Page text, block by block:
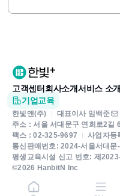
고객센터 회사소개서비스 소개
기업교육
한빛앤(주) 대표이사 임백준
주소 : 서울 서대문구 연희로2길
팩스 : 02-325-9697
사업자등
통신판매번호: 2024-서울서대문
평생교육시설 신고 번호: 제
©2026 HanbitN Inc